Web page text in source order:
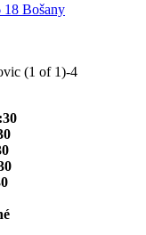
18 Bošany